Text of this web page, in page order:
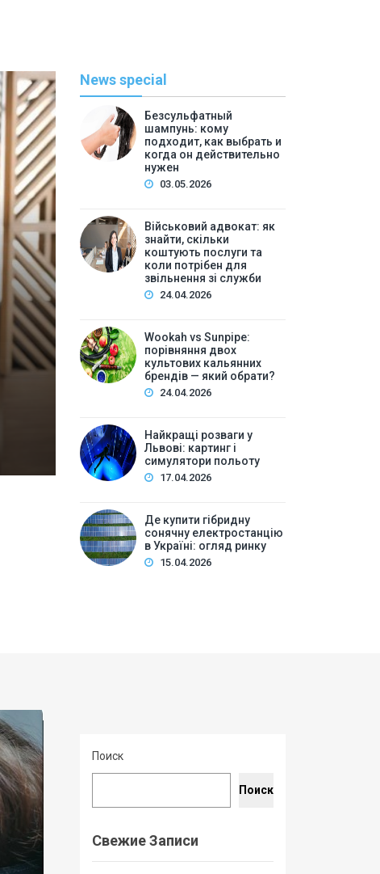
Wookah vs Sunpipe:
кальянних
Зміст:Критерії порівняння: на що звертати
деревообробникаІсторія та ідеологія
і варіантиЦіни на Wooka…
News special
Безсульфатный
шампунь: кому
подходит, как выбрать и
когда он действительно
нужен
03.05.2026
Військовий адвокат: як
знайти, скільки
коштують послуги та
коли потрібен для
звільнення зі служби
24.04.2026
Wookah vs Sunpipe:
порівняння двох
культових кальянних
брендів — який обрати?
24.04.2026
Найкращі розваги у
Львові: картинг і
симулятори польоту
17.04.2026
Де купити гібридну
сонячну електростанцію
в Україні: огляд ринку
15.04.2026
Поиск
Поиск
Свежие Записи